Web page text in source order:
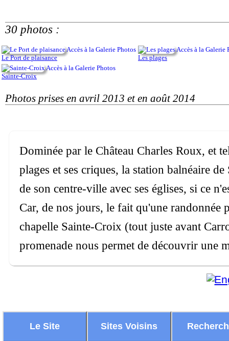
30 photos :
Accès à la Galerie Photos
Le Port de plaisance
Accès à la Galerie
Les plages
Accès à la Galerie Photos
Sainte-Croix
Photos prises en avril 2013 et en août 2014
Dominée par le Château Charles Roux, et
plages et ses criques, la station balnéaire
de son centre-ville avec ses églises, si ce
Car, de nos jours, le fait qu'une randonnée
chapelle Sainte-Croix (tout juste avant
promenade nous permet de découvrir une
Le Site Sites Voisins